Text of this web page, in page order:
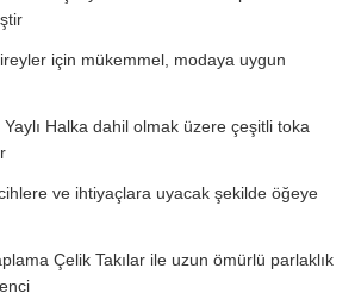
için mükemmel, modaya uygun
Halka dahil olmak üzere çeşitli toka
ve ihtiyaçlara uyacak şekilde öğeye
Çelik Takılar ile uzun ömürlü parlaklık